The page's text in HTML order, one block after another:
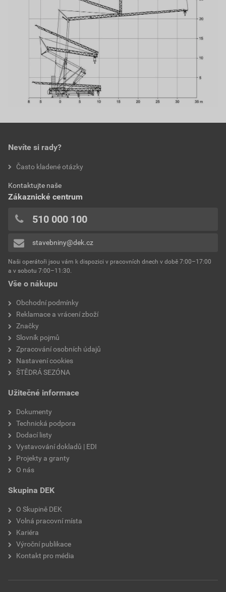
Vše o nákupu
Obchodní podmínky
Reklamace a vrácení zboží
Značky
Slovník pojmů
Zpracování osobních údajů
Nastavení cookies
ŠTĚDRÁ SEZÓNA
Užitečné informace
Dokumenty
Technická podpora
Dodací listy
Vystavování dokladů | EDI
Projekty a granty
O nás
Skupina DEK
O Skupině DEK
Volná pracovní místa
Kariéra
Výroční publikace
Kontakt pro média
Nevíte si rady?
Často kladené otázky
Kontaktujte naše
Zákaznické centrum
510 000 100
stavebniny@dek.cz
Naši operátoři jsou vám k dispozici v pracovních dnech v době 7:00–17:00
a v sobotu 7:00–11:30.